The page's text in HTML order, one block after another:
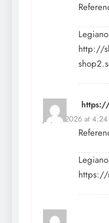
http://
July 9, 2026 at
https://